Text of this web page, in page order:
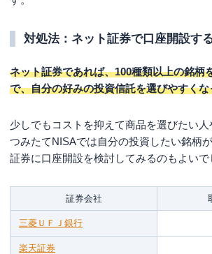
対処法：ネット証券で口座開設す
ネット証券であれば、100種類以上の銘柄
で、自分の好みの投資信託を選びやすく
少しでもコストを抑えて商品を選びたい
つみたてNISAでは自分の投資したい銘柄
証券に口座開設を検討してみるのもよいで
証券会社
三菱ＵＦＪ銀行
楽天証券